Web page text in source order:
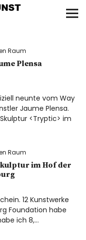
Raum
Plensa
neunte vom Way
Jaume Plensa.
<Tryptic> im
Raum
im Hof der
12 Kunstwerke
Foundation habe
ich 8,…